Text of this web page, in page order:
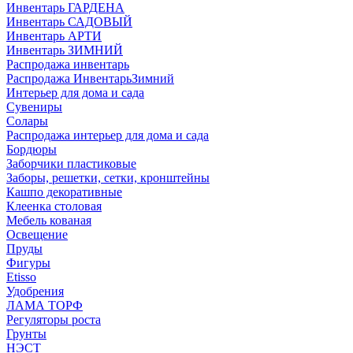
Инвентарь ГАРДЕНА
Инвентарь САДОВЫЙ
Инвентарь АРТИ
Инвентарь ЗИМНИЙ
Распродажа инвентарь
Распродажа ИнвентарьЗимний
Интерьер для дома и сада
Сувениры
Солары
Распродажа интерьер для дома и сада
Бордюры
Заборчики пластиковые
Заборы, решетки, сетки, кронштейны
Кашпо декоративные
Клеенка столовая
Мебель кованая
Освещение
Пруды
Фигуры
Etisso
Удобрения
ЛАМА ТОРФ
Регуляторы роста
Грунты
НЭСТ